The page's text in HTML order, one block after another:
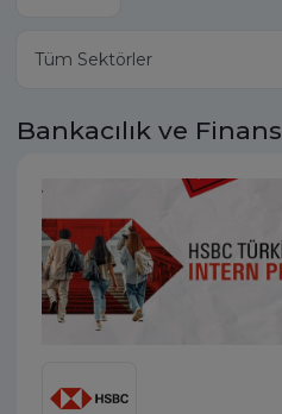
Bankacılık ve Finans